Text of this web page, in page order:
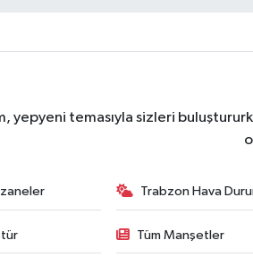
yepyeni temasıyla sizleri
Trabzon Hava
Tüm Manşetler